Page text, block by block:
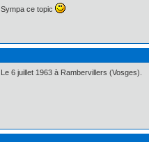
Sympa ce topic
Le 6 juillet 1963 à Rambervillers (Vosges).